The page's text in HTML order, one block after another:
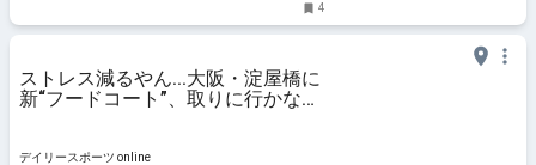
4
ストレス減るやん...大阪・淀屋橋に
新“フードコート”、取りに行かなく
デイリースポーツ online